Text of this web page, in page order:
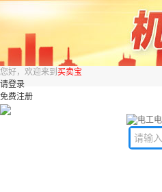
您好，欢迎来到 买卖宝
请登录
免费注册